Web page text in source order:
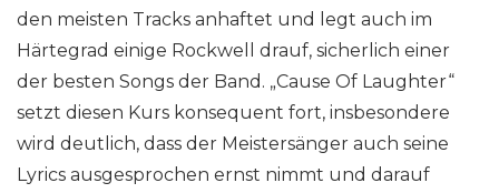
den meisten Tracks anhaftet und legt auch im
Härtegrad einige Rockwell drauf, sicherlich einer
der besten Songs der Band. „Cause Of Laughter“
setzt diesen Kurs konsequent fort, insbesondere
wird deutlich, dass der Meistersänger auch seine
Lyrics ausgesprochen ernst nimmt und darauf